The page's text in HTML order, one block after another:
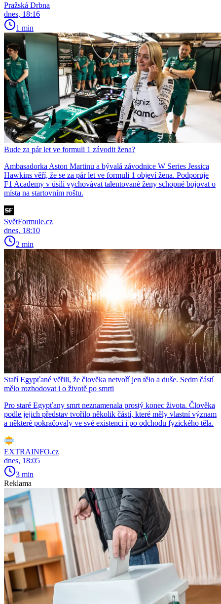
Pražská Drbna
dnes, 18:16
1 min
Bude za pár let ve formuli 1 závodit žena?
Ambasadorka Aston Martinu a bývalá závodnice W Series Jessica
Hawkins věří, že se za pár let ve formuli 1 objeví žena. Podporuje
F1 Academy v úsilí vychovávat talentované ženy schopné bojovat o
místa na startovním roštu.
SvětFormule.cz
dnes, 18:10
2 min
Staří Egypťané věřili, že člověka netvoří jen tělo a duše. Sedm částí
mělo rozhodovat i o životě po smrti
Pro staré Egypťany smrt neznamenala prostý konec života. Člověka
podle jejich představ tvořilo několik částí, které měly vlastní význam
a některé pokračovaly ve své existenci i po odchodu fyzického těla.
EXTRAINFO.cz
dnes, 18:05
3 min
Reklama